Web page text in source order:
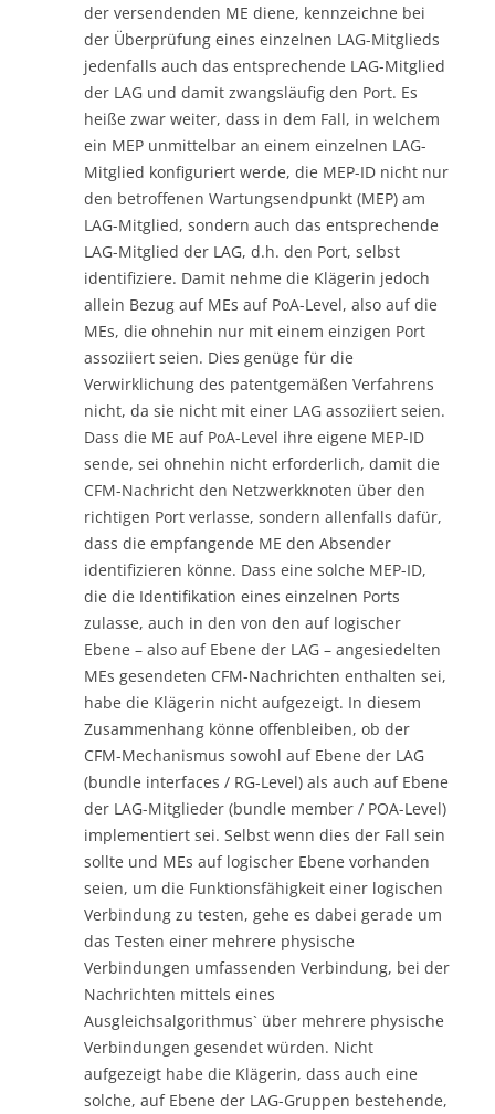
der versendenden ME diene, kennzeichne bei
der Überprüfung eines einzelnen LAG-Mitglieds
jedenfalls auch das entsprechende LAG-Mitglied
der LAG und damit zwangsläufig den Port. Es
heiße zwar weiter, dass in dem Fall, in welchem
ein MEP unmittelbar an einem einzelnen LAG-
Mitglied konfiguriert werde, die MEP-ID nicht nur
den betroffenen Wartungsendpunkt (MEP) am
LAG-Mitglied, sondern auch das entsprechende
LAG-Mitglied der LAG, d.h. den Port, selbst
identifiziere. Damit nehme die Klägerin jedoch
allein Bezug auf MEs auf PoA-Level, also auf die
MEs, die ohnehin nur mit einem einzigen Port
assoziiert seien. Dies genüge für die
Verwirklichung des patentgemäßen Verfahrens
nicht, da sie nicht mit einer LAG assoziiert seien.
Dass die ME auf PoA-Level ihre eigene MEP-ID
sende, sei ohnehin nicht erforderlich, damit die
CFM-Nachricht den Netzwerkknoten über den
richtigen Port verlasse, sondern allenfalls dafür,
dass die empfangende ME den Absender
identifizieren könne. Dass eine solche MEP-ID,
die die Identifikation eines einzelnen Ports
zulasse, auch in den von den auf logischer
Ebene – also auf Ebene der LAG – angesiedelten
MEs gesendeten CFM-Nachrichten enthalten sei,
habe die Klägerin nicht aufgezeigt. In diesem
Zusammenhang könne offenbleiben, ob der
CFM-Mechanismus sowohl auf Ebene der LAG
(bundle interfaces / RG-Level) als auch auf Ebene
der LAG-Mitglieder (bundle member / POA-Level)
implementiert sei. Selbst wenn dies der Fall sein
sollte und MEs auf logischer Ebene vorhanden
seien, um die Funktionsfähigkeit einer logischen
Verbindung zu testen, gehe es dabei gerade um
das Testen einer mehrere physische
Verbindungen umfassenden Verbindung, bei der
Nachrichten mittels eines
Ausgleichsalgorithmus` über mehrere physische
Verbindungen gesendet würden. Nicht
aufgezeigt habe die Klägerin, dass auch eine
solche, auf Ebene der LAG-Gruppen bestehende,